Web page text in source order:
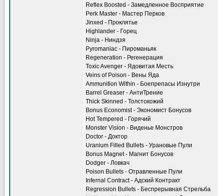
Reflex Boosted - Замедленное Восприятие
Perk Master - Мастер Перков
Jinxed - Проклятье
Highlander - Горец
Ninja - Ниндзя
Pyromaniac - Пироманьяк
Regeneration - Регенерация
Toxic Avenger - Ядовитая Месть
Veins of Poison - Вены Яда
Ammunition Within - Боепрепасы Изнутри
Barrel Greaser - АнтиТрение
Thick Skinned - Толстокожий
Bonus Economist - Экономист Бонусов
Hot Tempered - Горячий
Monster Vision - Виденье Монстров
Doctor - Доктор
Uranium Filled Bullets - Урановые Пули
Bonus Magnet - Магнит Бонусов
Dodger - Ловкач
Poison Bullets - Отравленные Пули
Infernal Contract - Адский Контракт
Regression Bullets - Беспрерывная Стрельба